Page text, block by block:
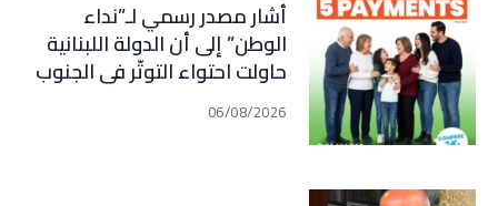
أشار مصدر رسمي لـ”نداء
الوطن” إلى أن الدولة اللبنانية
حاولت احتواء التوتّر في الجنوب
عبر إجراء سلسلة اتصالات
دبلوماسية وأمنية، لكن عدم
06/08/2026